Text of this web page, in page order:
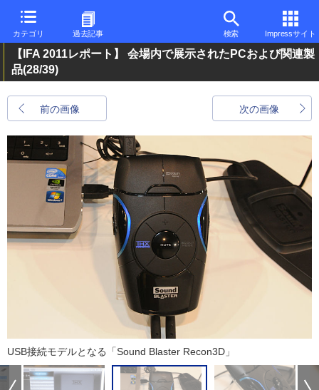
カテゴリ 過去記事 検索 Impressサイト
【IFA 2011レポート】 会場内で展示されたPCおよび関連製
品(28/39)
前の画像 次の画像
USB接続モデルとなる「Sound Blaster Recon3D」